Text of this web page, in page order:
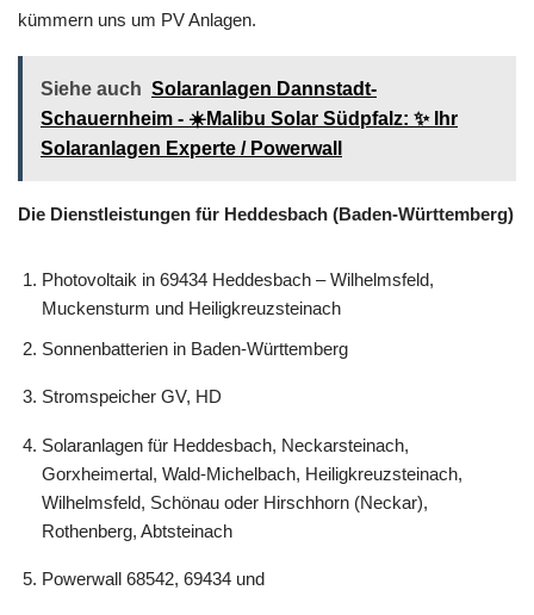
kümmern uns um PV Anlagen.
Siehe auch Solaranlagen Dannstadt-
Schauernheim - ☀️Malibu Solar Südpfalz: ✨ Ihr
Solaranlagen Experte / Powerwall
Die Dienstleistungen für Heddesbach (Baden-Württemberg)
Photovoltaik in 69434 Heddesbach – Wilhelmsfeld,
Muckensturm und Heiligkreuzsteinach
Sonnenbatterien in Baden-Württemberg
Stromspeicher GV, HD
Solaranlagen für Heddesbach, Neckarsteinach,
Gorxheimertal, Wald-Michelbach, Heiligkreuzsteinach,
Wilhelmsfeld, Schönau oder Hirschhorn (Neckar),
Rothenberg, Abtsteinach
Powerwall 68542, 69434 und